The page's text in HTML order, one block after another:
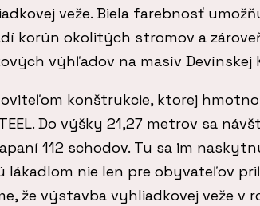
veže. Biela farebnosť
korún okolitých stromov a
výhľadov na masív Devínskej
konštrukcie, ktorej
Do výšky 21,27 metrov sa
112 schodov. Tu sa im
lákadlom nie len pre obyvateľov
že výstavba vyhliadkovej veže v